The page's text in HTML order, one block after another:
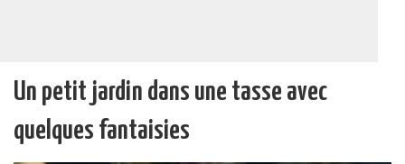
Un petit jardin dans une tasse avec
quelques fantaisies